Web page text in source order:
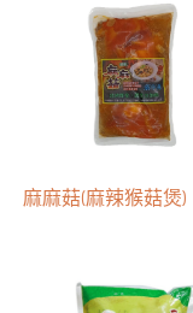
麻麻菇(麻辣猴菇煲)